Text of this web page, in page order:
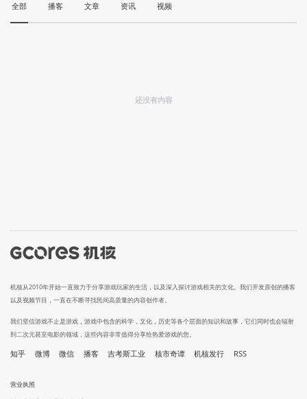
全部 播客 文章 资讯 视频
还没有内容
机核从2010年开始一直致力于分享游戏玩家的生活，以及深入探讨游戏相关的文化。我们开发原创的播客
以及视频节目，一直在不断寻找民间高质量的内容创作者。
我们坚信游戏不止是游戏，游戏中包含的科学，文化，历史等各个层面的知识和故事，它们同时也会辐射
到二次元甚至电影的领域，这些内容非常值得分享给热爱游戏的您。
知乎 微博 微信 播客 吉考斯工业 核市奇谭 机核发行 RSS
营业执照